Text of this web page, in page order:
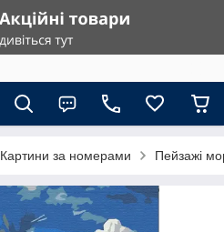
Картини за номерами Пейзажі